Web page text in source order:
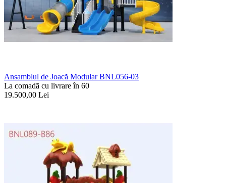
Ansamblul de Joacă Modular BNL056-03
La comadã cu livrare în 60
19.500,00 Lei